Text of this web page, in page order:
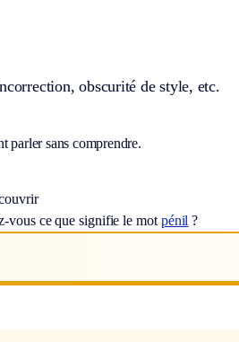
obscurité de style, etc.
parler sans comprendre.
vous ce que signifie le mot pénil ?